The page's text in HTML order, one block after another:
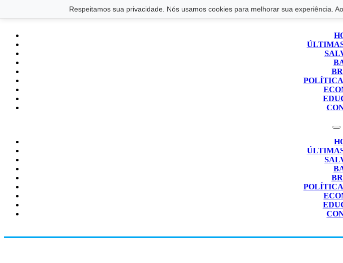
Respeitamos sua privacidade. Nós usamos cookies para melhorar sua experiência.
Saltar para o conteúdo principal Ir para o footer